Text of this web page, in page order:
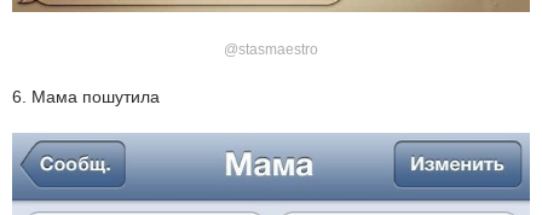
@stasmaestro
6. Мама пошутила